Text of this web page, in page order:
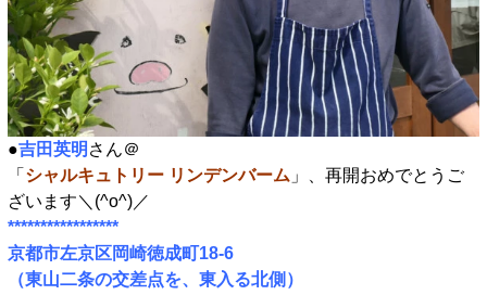
●吉田英明 さん＠
「 シャルキュトリー リンデンバーム 」、再開おめでとうご
ざいます＼(^o^)／
*****************
京都市左京区岡崎徳成町18-6
（東山二条の交差点を、東入る北側）